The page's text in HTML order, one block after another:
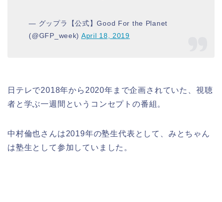
— グップラ【公式】Good For the Planet
(@GFP_week) April 18, 2019
日テレで2018年から2020年まで企画されていた、視聴
者と学ぶ一週間というコンセプトの番組。
中村倫也さんは2019年の塾生代表として、みとちゃん
は塾生として参加していました。